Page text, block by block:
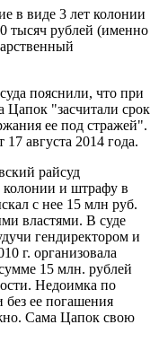
в виде 3 лет колонии
тысяч рублей (именно
пояснили, что при
Цапок "засчитали срок
ее под стражей".
августа 2014 года.
райсуд
и штрафу в
с нее 15 млн руб.
властями. В суде
гендиректором и
г. организовала
15 млн. рублей
Недоимка по
без ее погашения
Сама Цапок свою